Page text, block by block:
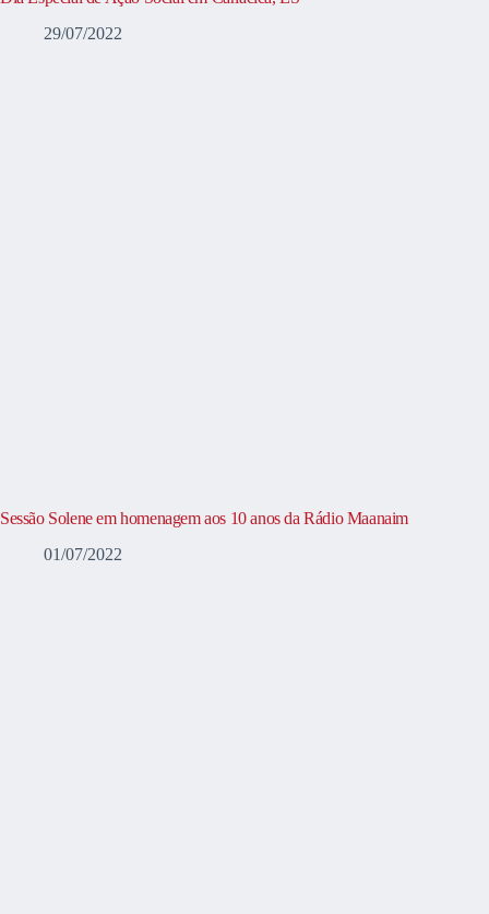
29/07/2022
Sessão Solene em homenagem aos 10 anos da Rádio Maanaim
01/07/2022